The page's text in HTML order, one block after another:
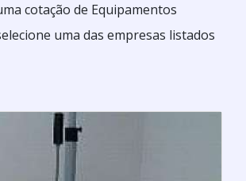
cotação de Equipamentos
uma das empresas listados